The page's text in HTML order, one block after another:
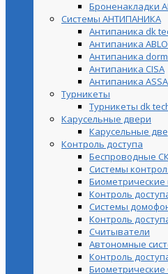
Броненакладки
Системы АНТИПАНИКА
Антипаника dk
Антипаника
Антипаника
Антипаника СISA
Антипаника
Турникеты
Турникеты dk
Карусельные двери
Карусельные
Контроль доступа
Беспроводные
Системы
Биометрические
Контроль
Системы
Контроль
Считыватели
Автономные
Контроль
Биометрические